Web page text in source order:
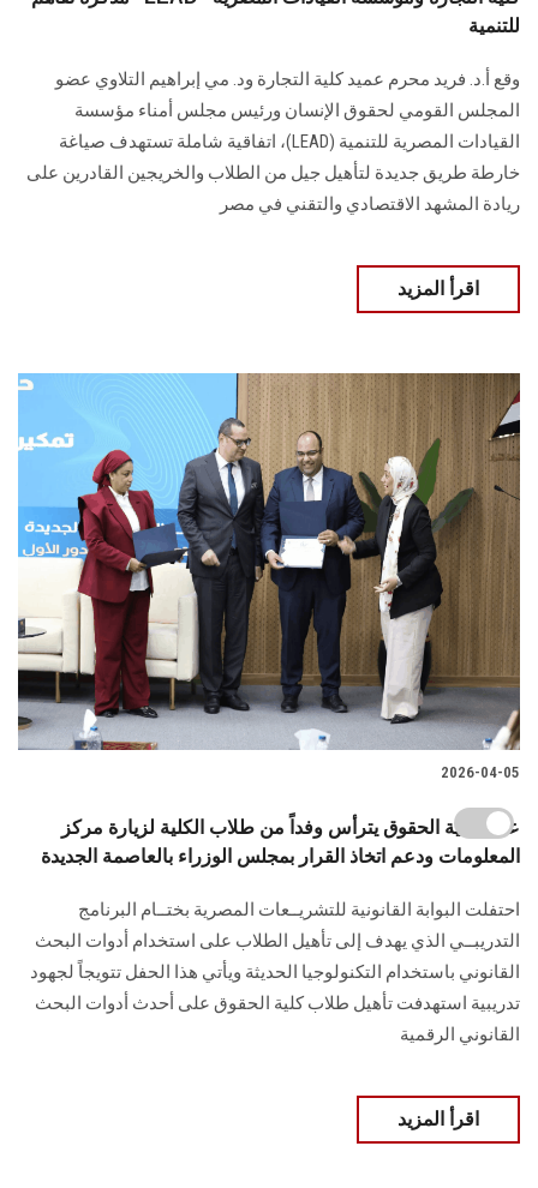
للتنمية
وقع أ.د. فريد محرم عميد كلية التجارة ود. مي إبراهيم التلاوي عضو
المجلس القومي لحقوق الإنسان ورئيس مجلس أمناء مؤسسة
القيادات المصرية للتنمية (LEAD)، اتفاقية شاملة تستهدف صياغة
خارطة طريق جديدة لتأهيل جيل من الطلاب والخريجين القادرين على
ريادة المشهد الاقتصادي والتقني في مصر
اقرأ المزيد
2026-04-05
عميد كلية الحقوق يترأس وفداً من طلاب الكلية لزيارة مركز
المعلومات ودعم اتخاذ القرار بمجلس الوزراء بالعاصمة الجديدة
احتفلت البوابة القانونية للتشريــعات المصرية بختــام البرنامج
التدريبــي الذي يهدف إلى تأهيل الطلاب على استخدام أدوات البحث
القانوني باستخدام التكنولوجيا الحديثة ويأتي هذا الحفل تتويجاً لجهود
تدريبية استهدفت تأهيل طلاب كلية الحقوق على أحدث أدوات البحث
القانوني الرقمية
اقرأ المزيد